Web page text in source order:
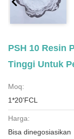
PSH 10 Resin
Tinggi Untuk
Moq:
1*20'FCL
Harga:
Bisa dinegosiasikan